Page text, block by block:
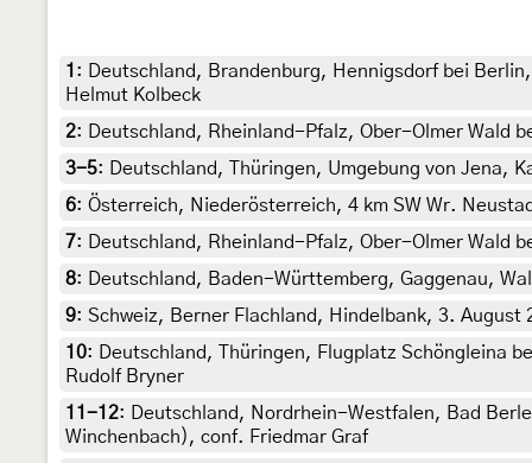
1 :
Deutschland, Brandenburg, Hennigsdorf bei
Helmut Kolbeck
2:
Deutschland, Rheinland-Pfalz, Ober-Olmer Wald
3-5:
Deutschland, Thüringen, Umgebung von Jena,
6: Österreich, Niederösterreich, 4 km SW Wr.
7:
Deutschland, Rheinland-Pfalz, Ober-Olmer Wald
8:
Deutschland, Baden-Württemberg, Gaggenau,
9: Schweiz, Berner Flachland, Hindelbank, 3.
10:
Deutschland, Thüringen, Flugplatz Schöngleina
Rudolf Bryner
11-12:
Deutschland, Nordrhein-Westfalen, Bad
Winchenbach), conf. Friedmar Graf